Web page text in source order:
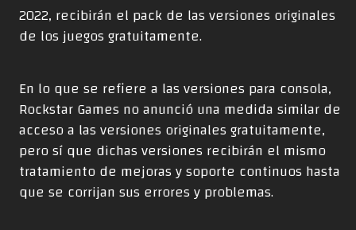
2022, recibirán el pack de las versiones originales
de los juegos gratuitamente.
En lo que se refiere a las versiones para consola,
Rockstar Games no anunció una medida similar de
acceso a las versiones originales gratuitamente,
pero sí que dichas versiones recibirán el mismo
tratamiento de mejoras y soporte continuos hasta
que se corrijan sus errores y problemas.